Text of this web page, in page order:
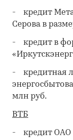
- кредит
Серова в
- кредит в
- кредитная
млн руб.
ВТБ
- кредит ОАО